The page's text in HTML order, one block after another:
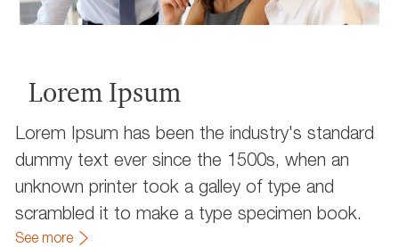
Lorem Ipsum
Lorem Ipsum has been the industry's standard
dummy text ever since the 1500s, when an
unknown printer took a galley of type and
scrambled it to make a type specimen book.
See more